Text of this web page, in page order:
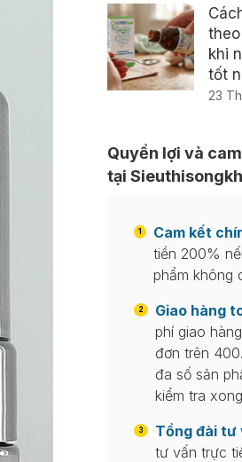
khi
tốt
23
Quyền lợi và
tại
1 Cam kết
tiền 200%
phẩm không
2 Giao hàng
phí giao
đơn trên
đa số sản
kiểm tra
3 Tổng đài tư
tư vấn trực